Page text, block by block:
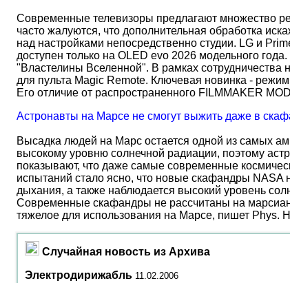
Современные телевизоры предлагают множество
часто жалуются, что дополнительная обработка
над настройками непосредственно студии. LG и
доступен только на OLED evo 2026 модельного
"Властелины Вселенной". В рамках
для пульта Magic Remote. Ключевая новинка -
Его отличие от распространенного FILMMAKER
Астронавты на Марсе не смогут выжить даже в
Высадка людей на Марс остается одной из самых
высокому уровню солнечной радиации, поэтому
показывают, что даже самые современные
испытаний стало ясно, что новые скафандры NASA
дыхания, а также наблюдается высокий уровень
Современные скафандры не рассчитаны на
тяжелое для использования на Марсе, пишет Phys.
Случайная новость из Архива
Электродирижабль 11.02.2006